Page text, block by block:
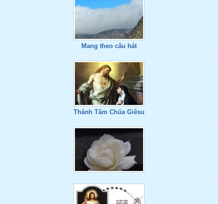
Mang theo câu hát
Thánh Tâm Chúa Giêsu